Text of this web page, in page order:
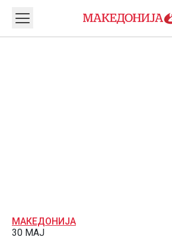
МАКЕДОНИЈА
30 МАЈ